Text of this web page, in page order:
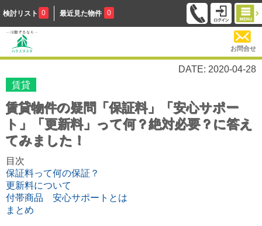
検討リスト 0 最近見た物件 0
お問合せ
DATE: 2020-04-28
賃貸
賃貸物件の疑問「保証料」「安心サポー
ト」「更新料」って何？絶対必要？に答え
てみました！
目次
保証料って何の保証？
更新料について
付帯商品 安心サポートとは
まとめ